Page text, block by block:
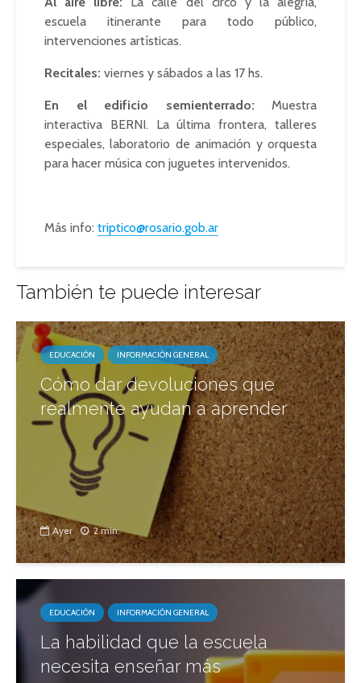
escuela itinerante para todo público,
intervenciones artísticas.
Recitales: viernes y sábados a las 17 hs.
En el edificio semienterrado: Muestra
interactiva BERNI. La última frontera, talleres
especiales, laboratorio de animación y orquesta
para hacer música con juguetes intervenidos.
Más info: triptico@rosario.gob.ar
También te puede interesar
EDUCACIÓN INFORMACIÓN GENERAL
Cómo dar devoluciones que
realmente ayudan a aprender
Ayer 2 min.
EDUCACIÓN INFORMACIÓN GENERAL
La habilidad que la escuela
necesita enseñar más